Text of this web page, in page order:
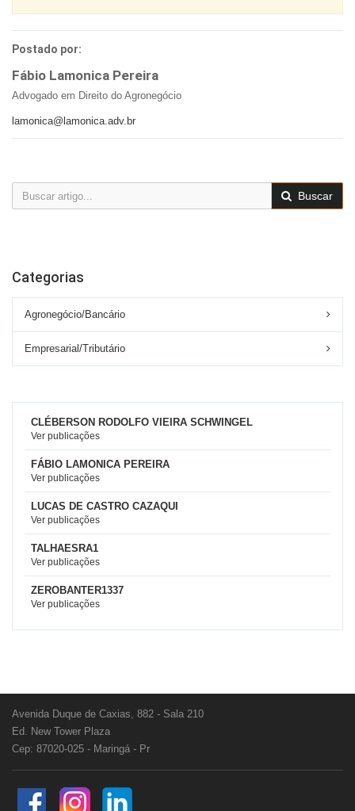
Postado por:
Fábio Lamonica Pereira
Advogado em Direito do Agronegócio
lamonica@lamonica.adv.br
Buscar
Categorias
Agronegócio/Bancário
Empresarial/Tributário
CLÉBERSON RODOLFO VIEIRA SCHWINGEL
Ver publicações
FÁBIO LAMONICA PEREIRA
Ver publicações
LUCAS DE CASTRO CAZAQUI
Ver publicações
TALHAESRA1
Ver publicações
ZEROBANTER1337
Ver publicações
Avenida Duque de Caxias, 882 - Sala 210
Ed. New Tower Plaza
Cep: 87020-025 - Maringá - Pr